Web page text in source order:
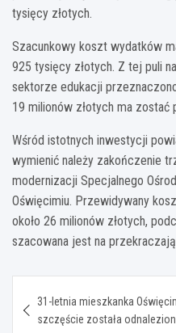
tysięcy złotych.
Szacunkowy koszt wydatków
925 tysięcy złotych. Z tej puli
sektorze edukacji
19 milionów złotych ma
Wśród istotnych inwestycji
wymienić należy zakończenie
modernizacji Specjalnego
Oświęcimiu. Przewidywany
około 26 milionów złotych,
szacowana jest na
wpisu
31-letnia mieszkanka
szczęście została